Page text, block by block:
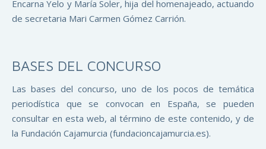
Encarna Yelo y María Soler, hija del homenajeado, actuando
de secretaria Mari Carmen Gómez Carrión.
BASES DEL CONCURSO
Las bases del concurso, uno de los pocos de temática
periodística que se convocan en España, se pueden
consultar en esta web, al término de este contenido, y de
la Fundación Cajamurcia (fundacioncajamurcia.es).